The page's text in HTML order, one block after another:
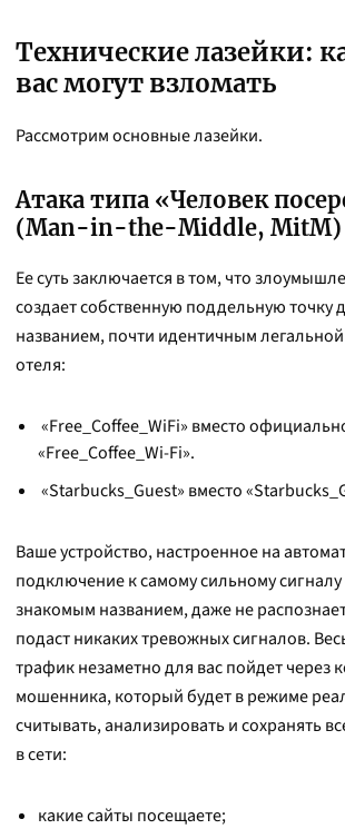
Технические лазейки:
вас могут взломать
Рассмотрим основные лазейки.
Атака типа «Человек
(Man-in-the-Middle, MitM)
Ее суть заключается в том, что
создает собственную поддельную точку
названием, почти идентичным
отеля:
«Free_Coffee_WiFi» вместо
«Free_Coffee_Wi-Fi».
«Starbucks_Guest» вместо
Ваше устройство, настроенное на
подключение к самому сильному
знакомым названием, даже не
подаст никаких тревожных сигналов.
трафик незаметно для вас пойдет через
мошенника, который будет в режиме
считывать, анализировать и сохранять
в сети:
какие сайты посещаете;